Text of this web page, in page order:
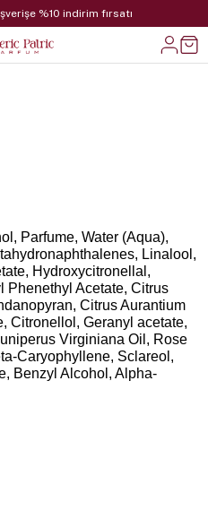
%10 indirim fırsatı
Parfume, Water (Aqua),
Linalool,
Hydroxycitronellal,
Phenethyl Acetate, Citrus
Citrus Aurantium
Citronellol, Geranyl acetate,
Virginiana Oil, Rose
Caryophyllene, Sclareol,
Benzyl Alcohol, Alpha-